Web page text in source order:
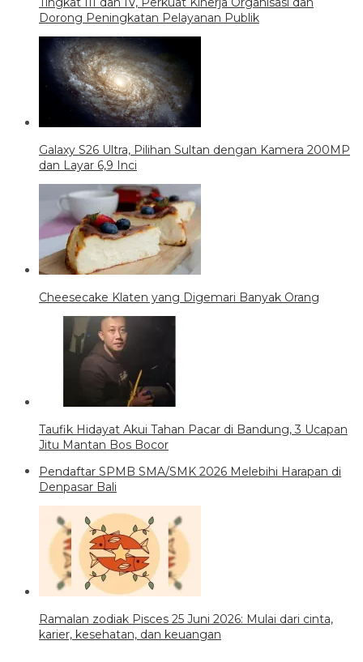
Dorong Peningkatan Pelayanan Publik
Galaxy S26 Ultra, Pilihan Sultan dengan Kamera 200MP
dan Layar 6,9 Inci
Cheesecake Klaten yang Digemari Banyak Orang
Taufik Hidayat Akui Tahan Pacar di Bandung, 3 Ucapan
Jitu Mantan Bos Bocor
Pendaftar SPMB SMA/SMK 2026 Melebihi Harapan di
Denpasar Bali
Ramalan zodiak Pisces 25 Juni 2026: Mulai dari cinta,
karier, kesehatan, dan keuangan